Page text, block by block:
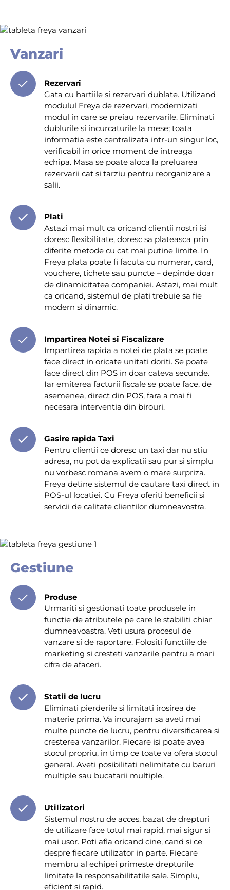
Vanzari
Rezervari
Gata cu hartiile si rezervari dublate. Utilizand
modulul Freya de rezervari, modernizati
modul in care se preiau rezervarile. Eliminati
dublurile si incurcaturile la mese; toata
informatia este centralizata intr-un singur loc,
verificabil in orice moment de intreaga
echipa. Masa se poate aloca la preluarea
rezervarii cat si tarziu pentru reorganizare a
salii.
Plati
Astazi mai mult ca oricand clientii nostri isi
doresc flexibilitate, doresc sa plateasca prin
diferite metode cu cat mai putine limite. In
Freya plata poate fi facuta cu numerar, card,
vouchere, tichete sau puncte – depinde doar
de dinamicitatea companiei. Astazi, mai mult
ca oricand, sistemul de plati trebuie sa fie
modern si dinamic.
Impartirea Notei si Fiscalizare
Impartirea rapida a notei de plata se poate
face direct in oricate unitati doriti. Se poate
face direct din POS in doar cateva secunde.
Iar emiterea facturii fiscale se poate face, de
asemenea, direct din POS, fara a mai fi
necesara interventia din birouri.
Gasire rapida Taxi
Pentru clientii ce doresc un taxi dar nu stiu
adresa, nu pot da explicatii sau pur si simplu
nu vorbesc romana avem o mare surpriza.
Freya detine sistemul de cautare taxi direct in
POS-ul locatiei. Cu Freya oferiti beneficii si
servicii de calitate clientilor dumneavostra.
Gestiune
Produse
Urmariti si gestionati toate produsele in
functie de atributele pe care le stabiliti chiar
dumneavoastra. Veti usura procesul de
vanzare si de raportare. Folositi functiile de
marketing si cresteti vanzarile pentru a mari
cifra de afaceri.
Statii de lucru
Eliminati pierderile si limitati irosirea de
materie prima. Va incurajam sa aveti mai
multe puncte de lucru, pentru diversificarea si
cresterea vanzarilor. Fiecare isi poate avea
stocul propriu, in timp ce toate va ofera stocul
general. Aveti posibilitati nelimitate cu baruri
multiple sau bucatarii multiple.
Utilizatori
Sistemul nostru de acces, bazat de drepturi
de utilizare face totul mai rapid, mai sigur si
mai usor. Poti afla oricand cine, cand si ce
despre fiecare utilizator in parte. Fiecare
membru al echipei primeste drepturile
limitate la responsabilitatile sale. Simplu,
eficient si rapid.